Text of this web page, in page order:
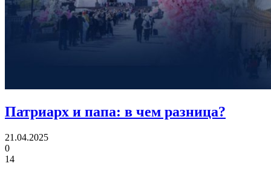
Патриарх и папа: в чем разница?
21.04.2025
0
14